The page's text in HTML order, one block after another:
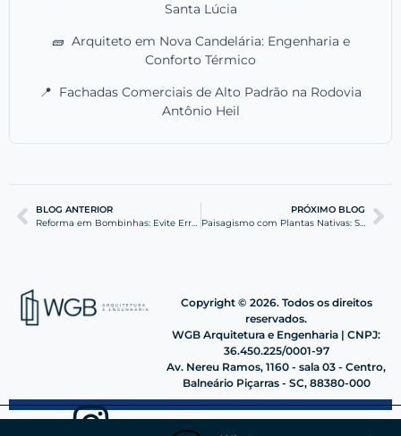
Santa Lúcia
🧱 Arquiteto em Nova Candelária: Engenharia e
Conforto Térmico
📍 Fachadas Comerciais de Alto Padrão na Rodovia
Antônio Heil
BLOG ANTERIOR
Reforma em Bombinhas: Evite Erros em Imóveis Litorâneos
PRÓXIMO BLOG
Paisagismo com Plantas Nativas: Sustentabilidade na Hotelaria
Copyright © 2026. Todos os direitos
reservados.
WGB Arquitetura e Engenharia | CNPJ:
36.450.225/0001-97
Av. Nereu Ramos, 1160 - sala 03 - Centro,
Balneário Piçarras - SC, 88380-000